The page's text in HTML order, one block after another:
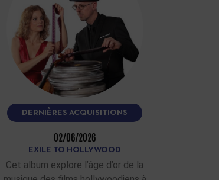
DERNIÈRES ACQUISITIONS
02/06/2026
EXILE TO HOLLYWOOD
Cet album explore l’âge d’or de la